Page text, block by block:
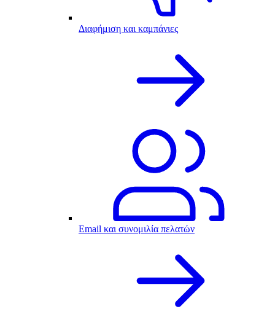
Διαφήμιση και καμπάνιες
Email και συνομιλία πελατών